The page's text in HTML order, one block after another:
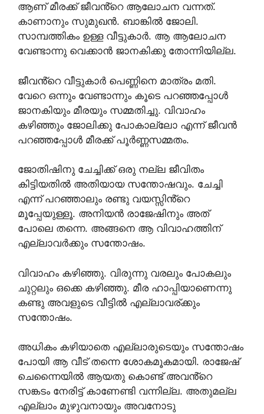
ആണ് മീരക്ക് ജീവൻ്റെ ആലോചന വന്നത്.
കാണാനും സുമുഖൻ. ബാങ്കിൽ ജോലി.
സാമ്പത്തികം ഉള്ള വീട്ടുകാർ. ആ ആലോചന
വേണ്ടാന്നു വെക്കാൻ ജാനകിക്കു തോന്നിയില്ല.
ജീവൻ്റെ വീട്ടുകാർ പെണ്ണിനെ മാത്രം മതി.
വേറെ ഒന്നും വേണ്ടാന്നും കൂടെ പറഞ്ഞപ്പോൾ
ജാനകിയും മീരയും സമ്മതിച്ചു. വിവാഹം
കഴിഞ്ഞും ജോലിക്കു പോകാല്ലോ എന്ന് ജീവൻ
പറഞ്ഞപ്പോൾ മീരക്ക് പൂർണ്ണസമ്മതം.
ജോതിഷിനു ചേച്ചിക്ക് ഒരു നല്ല ജീവിതം
കിട്ടിയതിൽ അതിയായ സന്തോഷവും. ചേച്ചി
എന്ന് പറഞ്ഞാലും രണ്ടു വയസ്സിൻ്റെ
മൂപ്പേയുള്ളൂ. അനിയൻ രാജേഷിനും അത്
പോലെ തന്നെ. അങ്ങനെ ആ വിവാഹത്തിന്
എല്ലാവർക്കും സന്തോഷം.
വിവാഹം കഴിഞ്ഞു. വിരുന്നു വരലും പോകലും
ചുറ്റലും ഒക്കെ കഴിഞ്ഞു. മീര ഹാപ്പിയാണെന്നു
കണ്ടു അവളുടെ വീട്ടിൽ എല്ലാവര്ക്കും
സന്തോഷം.
അധികം കഴിയാതെ എല്ലാരുടെയും സന്തോഷം
പോയി ആ വീട് തന്നെ ശോകമൂകമായി. രാജേഷ്
ചെന്നൈയിൽ ആയതു കൊണ്ട് അവൻ്റെ
സങ്കടം നേരിട്ട് കാണേണ്ടി വന്നില്ല. അതുമല്ല
എല്ലാം മുഴുവനായും അവനോടു